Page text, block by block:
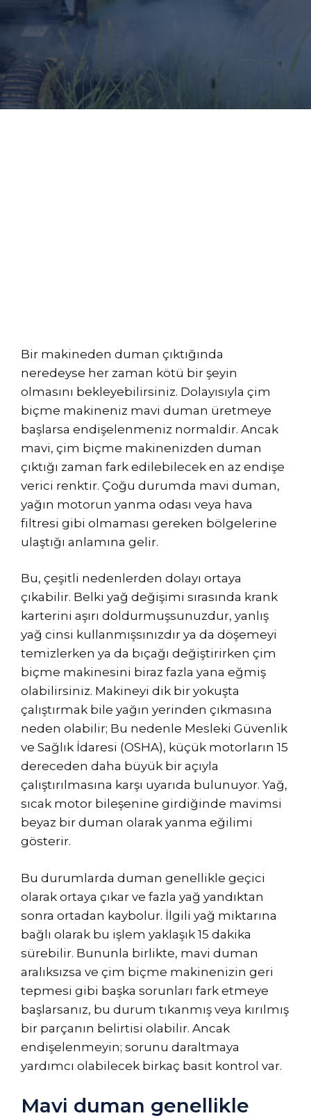
Bir makineden duman çıktığında
neredeyse her zaman kötü bir şeyin
olmasını bekleyebilirsiniz. Dolayısıyla çim
biçme makineniz mavi duman üretmeye
başlarsa endişelenmeniz normaldir. Ancak
mavi, çim biçme makinenizden duman
çıktığı zaman fark edilebilecek en az endişe
verici renktir. Çoğu durumda mavi duman,
yağın motorun yanma odası veya hava
filtresi gibi olmaması gereken bölgelerine
ulaştığı anlamına gelir.
Bu, çeşitli nedenlerden dolayı ortaya
çıkabilir. Belki yağ değişimi sırasında krank
karterini aşırı doldurmuşsunuzdur, yanlış
yağ cinsi kullanmışsınızdır ya da döşemeyi
temizlerken ya da bıçağı değiştirirken çim
biçme makinesini biraz fazla yana eğmiş
olabilirsiniz. Makineyi dik bir yokuşta
çalıştırmak bile yağın yerinden çıkmasına
neden olabilir; Bu nedenle Mesleki Güvenlik
ve Sağlık İdaresi (OSHA), küçük motorların 15
dereceden daha büyük bir açıyla
çalıştırılmasına karşı uyarıda bulunuyor. Yağ,
sıcak motor bileşenine girdiğinde mavimsi
beyaz bir duman olarak yanma eğilimi
gösterir.
Bu durumlarda duman genellikle geçici
olarak ortaya çıkar ve fazla yağ yandıktan
sonra ortadan kaybolur. İlgili yağ miktarına
bağlı olarak bu işlem yaklaşık 15 dakika
sürebilir. Bununla birlikte, mavi duman
aralıksızsa ve çim biçme makinenizin geri
tepmesi gibi başka sorunları fark etmeye
başlarsanız, bu durum tıkanmış veya kırılmış
bir parçanın belirtisi olabilir. Ancak
endişelenmeyin; sorunu daraltmaya
yardımcı olabilecek birkaç basit kontrol var.
Mavi duman genellikle